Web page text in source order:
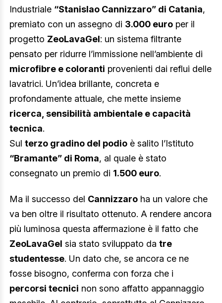
Industriale “Stanislao Cannizzaro” di Catania,
premiato con un assegno di 3.000 euro per il
progetto ZeoLavaGel: un sistema filtrante
pensato per ridurre l’immissione nell’ambiente di
microfibre e coloranti provenienti dai reflui delle
lavatrici. Un’idea brillante, concreta e
profondamente attuale, che mette insieme
ricerca, sensibilità ambientale e capacità
tecnica.
Sul terzo gradino del podio è salito l’Istituto
“Bramante” di Roma, al quale è stato
consegnato un premio di 1.500 euro.
Ma il successo del Cannizzaro ha un valore che
va ben oltre il risultato ottenuto. A rendere ancora
più luminosa questa affermazione è il fatto che
ZeoLavaGel sia stato sviluppato da tre
studentesse. Un dato che, se ancora ce ne
fosse bisogno, conferma con forza che i
percorsi tecnici non sono affatto appannaggio